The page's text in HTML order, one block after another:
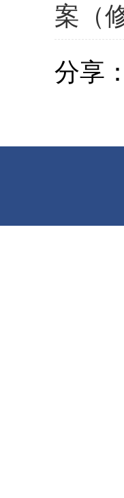
案（
分享：